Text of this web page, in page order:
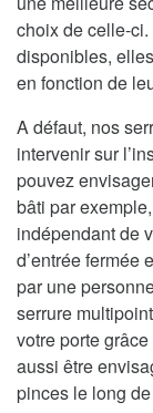
choix de celle-
disponibles,
en fonction de
A défaut, nos
intervenir sur
pouvez
bâti par
indépendant de
d’entrée fermée
par une
serrure
votre porte
aussi être
pinces le long